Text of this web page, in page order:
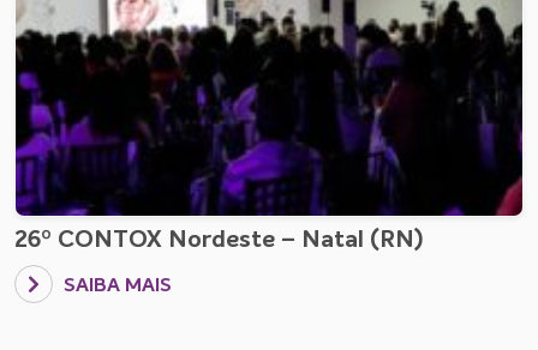
26º CONTOX Nordeste – Natal (RN)
SAIBA MAIS